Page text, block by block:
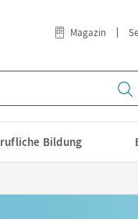
Magazin
Bildung